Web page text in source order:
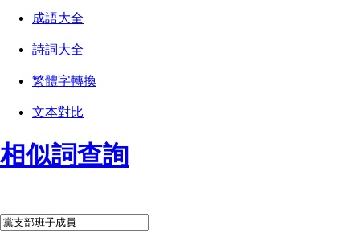
成語大全
詩詞大全
繁體字轉換
文本對比
相似詞查詢